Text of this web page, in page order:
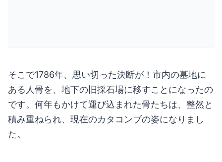
そこで1786年、思い切った決断が！市内の墓地に
ある人骨を、地下の旧採石場に移すことになったの
です。何年もかけて運び込まれた骨たちは、整然と
積み重ねられ、現在のカタコンブの姿になりまし
た。